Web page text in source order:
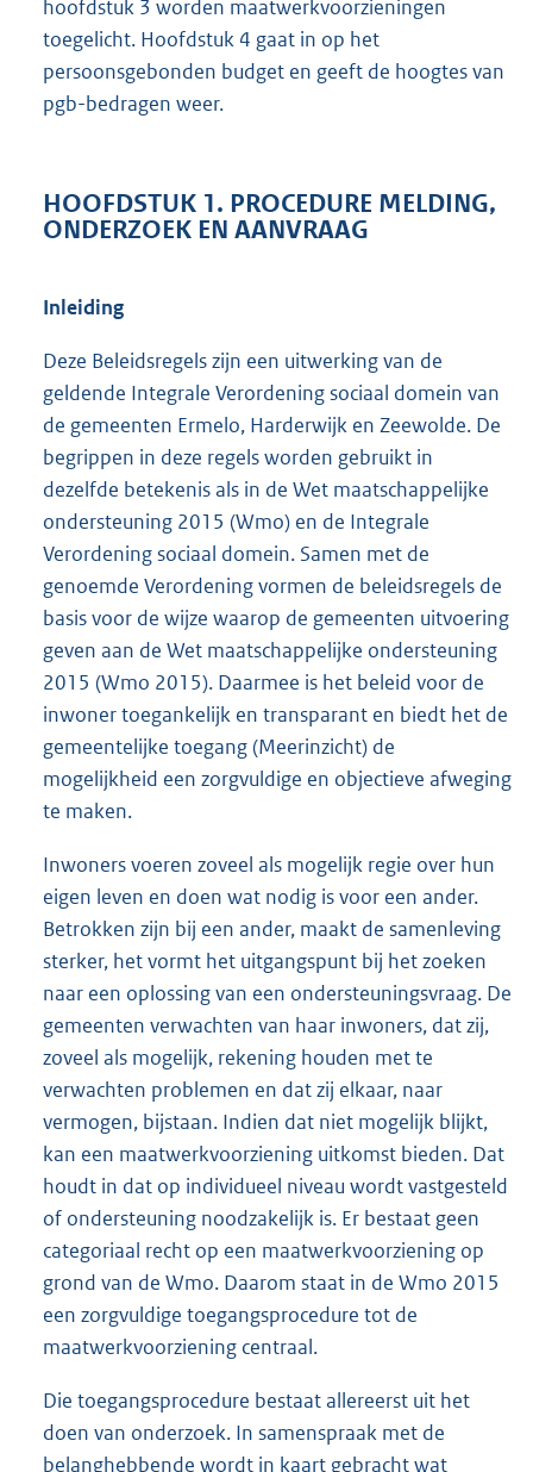
hoofdstuk 3 worden maatwerkvoorzieningen
toegelicht. Hoofdstuk 4 gaat in op het
persoonsgebonden budget en geeft de hoogtes van
pgb-bedragen weer.
HOOFDSTUK 1. PROCEDURE MELDING,
ONDERZOEK EN AANVRAAG
Inleiding
Deze Beleidsregels zijn een uitwerking van de
geldende Integrale Verordening sociaal domein van
de gemeenten Ermelo, Harderwijk en Zeewolde. De
begrippen in deze regels worden gebruikt in
dezelfde betekenis als in de Wet maatschappelijke
ondersteuning 2015 (Wmo) en de Integrale
Verordening sociaal domein. Samen met de
genoemde Verordening vormen de beleidsregels de
basis voor de wijze waarop de gemeenten uitvoering
geven aan de Wet maatschappelijke ondersteuning
2015 (Wmo 2015). Daarmee is het beleid voor de
inwoner toegankelijk en transparant en biedt het de
gemeentelijke toegang (Meerinzicht) de
mogelijkheid een zorgvuldige en objectieve afweging
te maken.
Inwoners voeren zoveel als mogelijk regie over hun
eigen leven en doen wat nodig is voor een ander.
Betrokken zijn bij een ander, maakt de samenleving
sterker, het vormt het uitgangspunt bij het zoeken
naar een oplossing van een ondersteuningsvraag. De
gemeenten verwachten van haar inwoners, dat zij,
zoveel als mogelijk, rekening houden met te
verwachten problemen en dat zij elkaar, naar
vermogen, bijstaan. Indien dat niet mogelijk blijkt,
kan een maatwerkvoorziening uitkomst bieden. Dat
houdt in dat op individueel niveau wordt vastgesteld
of ondersteuning noodzakelijk is. Er bestaat geen
categoriaal recht op een maatwerkvoorziening op
grond van de Wmo. Daarom staat in de Wmo 2015
een zorgvuldige toegangsprocedure tot de
maatwerkvoorziening centraal.
Die toegangsprocedure bestaat allereerst uit het
doen van onderzoek. In samenspraak met de
belanghebbende wordt in kaart gebracht wat